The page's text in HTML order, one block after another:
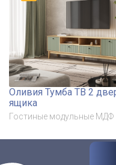
Оливия Тумба ТВ 2
ящика
Гостиные модульные МДФ